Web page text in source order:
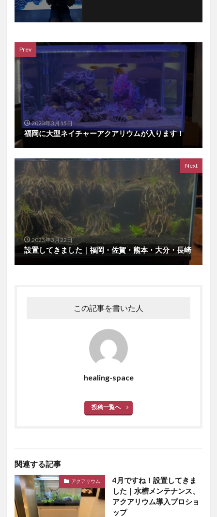
Prev
2023年3月15日
福岡に大型ネイチャーアクアリウムが入ります！
Next
2023年3月22日
設置してきました｜福岡・佐賀・熊本・大分・長崎
この記事を書いた人
healing-space
投稿一覧へ
関連する記事
アクアリウム
4月ですね！設置してきま
した｜水槽メンテナンス、
アクアリウム導入プロショ
ップ